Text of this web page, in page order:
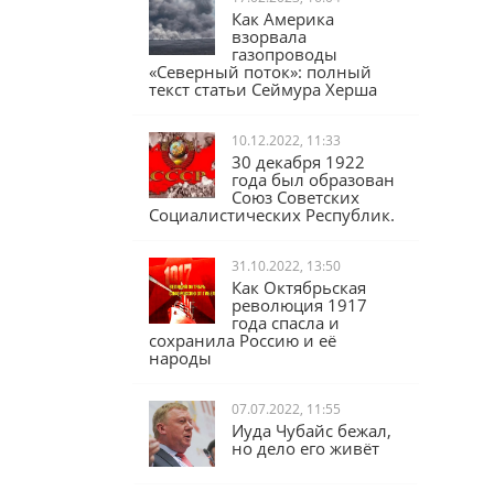
17.02.2023, 16:04
Как Америка
взорвала
газопроводы
текст статьи Сеймура Херша
10.12.2022, 11:33
30 декабря 1922
года был образован
Социалистических Республик.
31.10.2022, 13:50
Как Октябрьская
революция 1917
народы
07.07.2022, 11:55